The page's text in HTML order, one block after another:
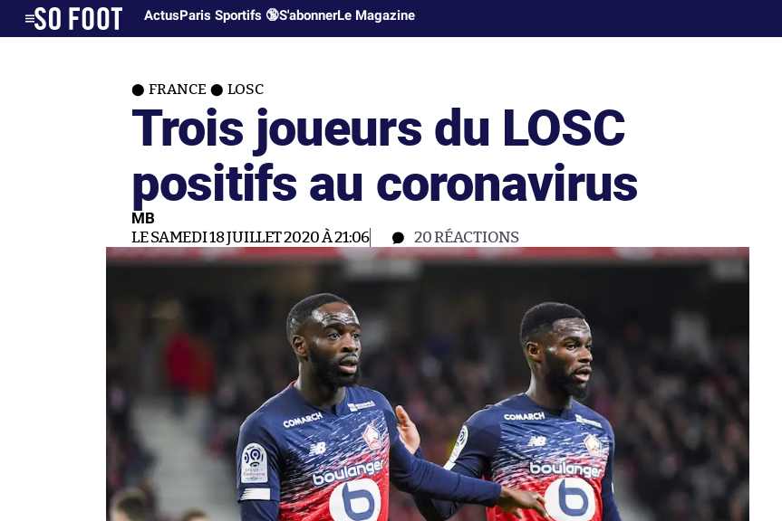
ActusParis Sportifs 🔞S'abonnerLe Magazine
FRANCE LOSC
Trois joueurs du LOSC
positifs au coronavirus
MB
LE SAMEDI 18 JUILLET 2020 À 21:06 20RÉACTIONS